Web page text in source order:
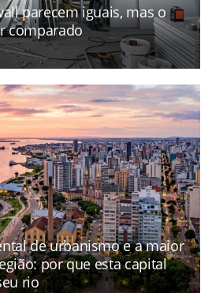
parecem iguais, mas o
comparado
de urbanismo e a maior
por que esta capital
rio